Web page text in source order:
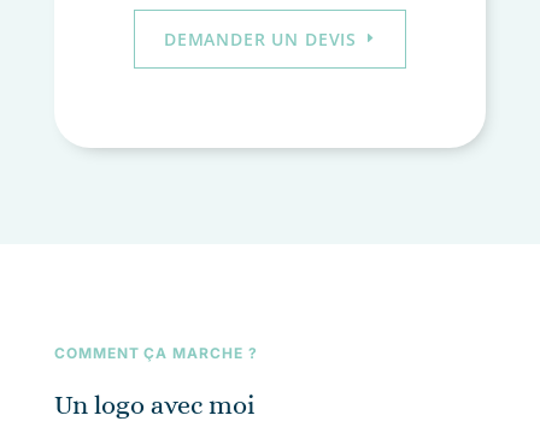
DEMANDER UN DEVIS
COMMENT ÇA MARCHE ?
Un logo avec moi